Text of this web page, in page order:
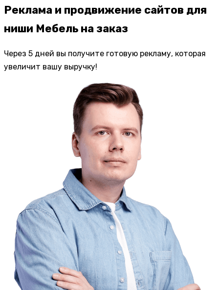
Реклама и продвижение сайтов для
ниши Мебель на заказ
Через 5 дней вы получите готовую рекламу, которая
увеличит вашу выручку!